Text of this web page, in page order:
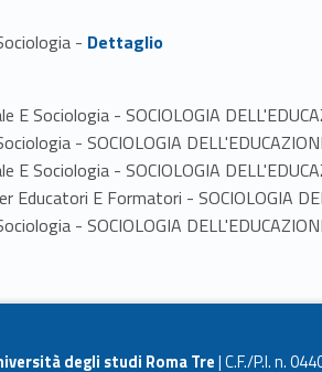
- Link identifier #identifier_person_1156-1
Dettaglio
E Sociologia - SOCIOLOGIA
- SOCIOLOGIA
E Sociologia - SOCIOLOGIA
Educatori E Formatori - SOCIOLOGIA
- SOCIOLOGIA
degli studi Roma Tre| C.F./P.I. n.